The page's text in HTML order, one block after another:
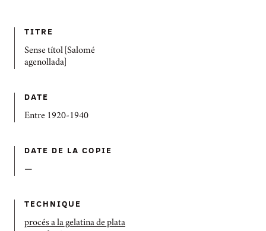
TITRE
Sense títol [Salomé
agenollada]
DATE
Entre 1920-1940
DATE DE LA COPIE
—
TECHNIQUE
procés a la gelatina de plata